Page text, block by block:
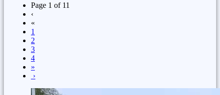
Page 1 of 11
‹
«
1
2
3
4
»
›